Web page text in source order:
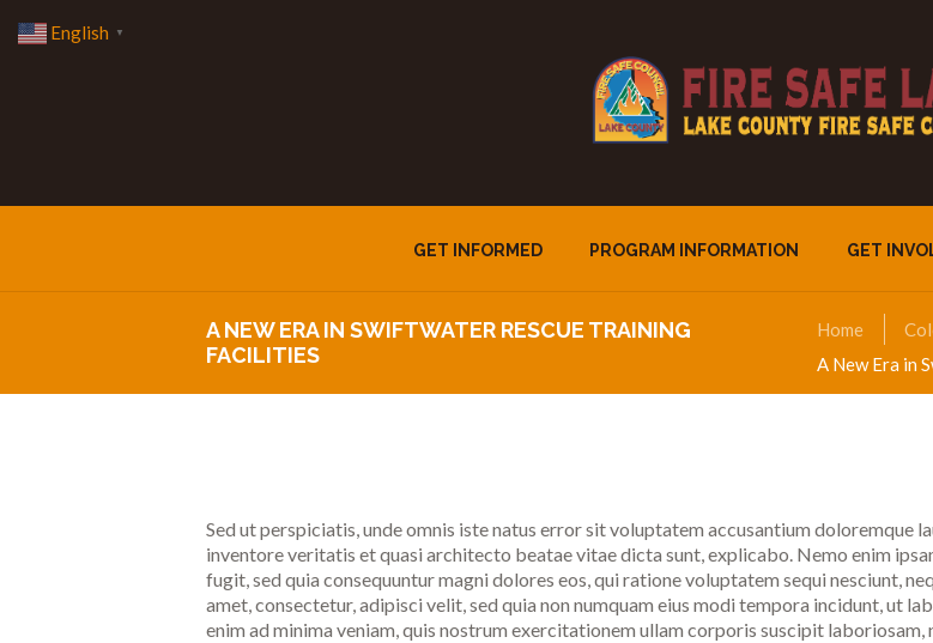
GET INFORMED PROGRAM INFORMATION GET
A NEW ERA IN SWIFTWATER RESCUE TRAINING
FACILITIES
Home
A New Era in
Sed ut perspiciatis, unde omnis iste natus error sit voluptatem accusantium doloremque
inventore veritatis et quasi architecto beatae vitae dicta sunt, explicabo. Nemo enim
fugit, sed quia consequuntur magni dolores eos, qui ratione voluptatem sequi nesciunt,
amet, consectetur, adipisci velit, sed quia non numquam eius modi tempora incidunt, ut
enim ad minima veniam, quis nostrum exercitationem ullam corporis suscipit laboriosam,
English ▼